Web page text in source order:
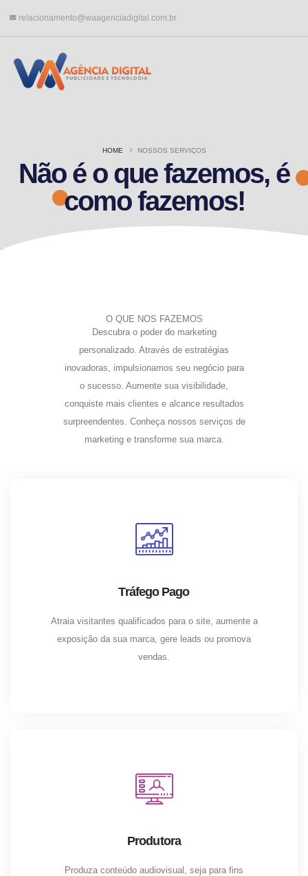
relacionamento@waagenciadigital.com.br
HOME NOSSOS SERVIÇOS
Não é o que fazemos, é
como fazemos!
O QUE NÓS FAZEMOS
Descubra o poder do marketing
personalizado. Através de estratégias
inovadoras, impulsionamos seu negócio para
o sucesso. Aumente sua visibilidade,
conquiste mais clientes e alcance resultados
surpreendentes. Conheça nossos serviços de
marketing e transforme sua marca.
Tráfego Pago
Atraia visitantes qualificados para o site, aumente a
exposição da sua marca, gere leads ou promova
vendas.
Produtora
Produza conteúdo audiovisual, seja para fins